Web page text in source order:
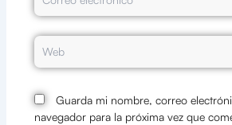
electrónico*
Web
Guarda mi nombre, correo
navegador para la próxima vez que